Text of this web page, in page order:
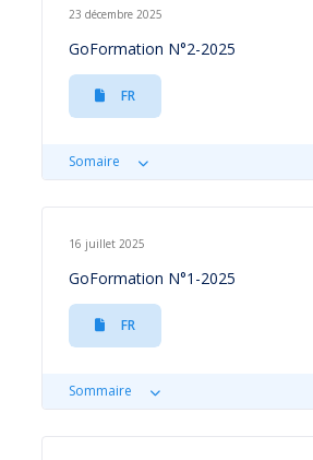
23 décembre 2025
GoFormation N°2-2025
FR
Somaire
16 juillet 2025
GoFormation N°1-2025
FR
Sommaire